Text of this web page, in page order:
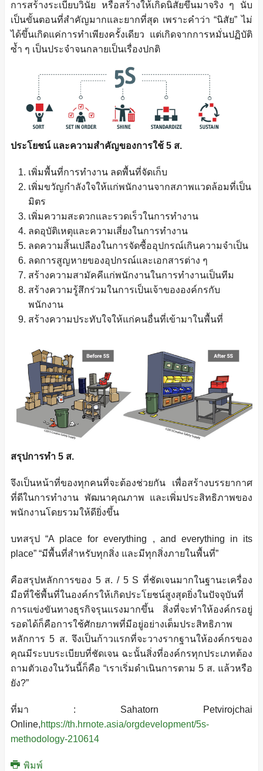
การสร้างระเบียบวินัย หรือสร้างให้เกิดนิสัยขึ้นมาจริง ๆ นับ
เป็นขั้นตอนที่สำคัญมากและยากที่สุด เพราะคำว่า “นิสัย” ไม่
ได้ขึ้นเกิดแค่การทำเพียงครั้งเดียว แต่เกิดจากการหมั่นปฏิบัติ
ซ้ำ ๆ เป็นประจำจนกลายเป็นเรื่องปกติ
ประโยชน์ และความสำคัญของการใช้ 5 ส.
เพิ่มพื้นที่การทำงาน ลดพื้นที่จัดเก็บ
เพิ่มขวัญกำลังใจให้แก่พนักงานจากสภาพแวดล้อมที่เป็น
มิตร
เพิ่มความสะดวกและรวดเร็วในการทำงาน
ลดอุบัติเหตุและความเสี่ยงในการทำงาน
ลดความสิ้นเปลืองในการจัดซื้ออุปกรณ์เกินความจำเป็น
ลดการสูญหายของอุปกรณ์และเอกสารต่าง ๆ
สร้างความสามัคคีแก่พนักงานในการทำงานเป็นทีม
สร้างความรู้สึกร่วมในการเป็นเจ้าขององค์กรกับ
พนักงาน
สร้างความประทับใจให้แก่คนอื่นที่เข้ามาในพื้นที่
สรุปการทำ 5 ส.
จึงเป็นหน้าที่ของทุกคนที่จะต้องช่วยกัน เพื่อสร้างบรรยากาศ
ที่ดีในการทำงาน พัฒนาคุณภาพ และเพิ่มประสิทธิภาพของ
พนักงานโดยรวมให้ดียิ่งขึ้น
บทสรุป “A place for everything , and everything in its
place” “มีพื้นที่สำหรับทุกสิ่ง และมีทุกสิ่งภายในพื้นที่”
คือสรุปหลักการของ 5 ส. / 5 S ที่ชัดเจนมากในฐานะเครื่อง
มือที่ใช้พื้นที่ในองค์กรให้เกิดประโยชน์สูงสุดยิ่งในปัจจุบันที่
การแข่งขันทางธุรกิจรุนแรงมากขึ้น สิ่งที่จะทำให้องค์กรอยู่
รอดได้ก็คือการใช้ศักยภาพที่มีอยู่อย่างเต็มประสิทธิภาพ
หลักการ 5 ส. จึงเป็นก้าวแรกที่จะวางรากฐานให้องค์กรของ
คุณมีระบบระเบียบที่ชัดเจน ฉะนั้นสิ่งที่องค์กรทุกประเภทต้อง
ถามตัวเองในวันนี้ก็คือ “เราเริ่มดำเนินการตาม 5 ส. แล้วหรือ
ยัง?”
ที่มา : Sahatorn Petvirojchai
Online,https://th.hrnote.asia/orgdevelopment/5s-
methodology-210614
พิมพ์